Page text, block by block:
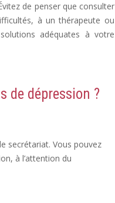
de penser que consulter
à un thérapeute ou
adéquates à votre
de dépression ?
le secrétariat. Vous pouvez
à l’attention du